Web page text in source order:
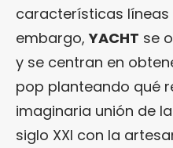
características líneas
embargo,YACHT se
y se centran en
pop planteando qué
imaginaria unión de
siglo XXI con la